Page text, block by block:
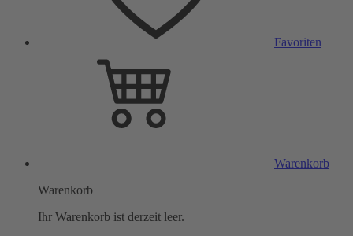
Favoriten
Warenkorb
Warenkorb
Ihr Warenkorb ist derzeit leer.